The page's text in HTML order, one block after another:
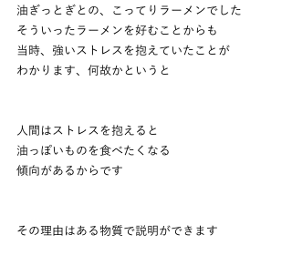
油ぎっとぎとの、こってりラーメンでした
そういったラーメンを好むことからも
当時、強いストレスを抱えていたことが
わかります、何故かというと
人間はストレスを抱えると
油っぽいものを食べたくなる
傾向があるからです
その理由はある物質で説明ができます